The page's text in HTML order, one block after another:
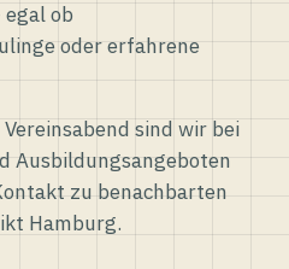
ob
oder erfahrene
sind wir bei
Ausbildungsangeboten
zu benachbarten
Hamburg.